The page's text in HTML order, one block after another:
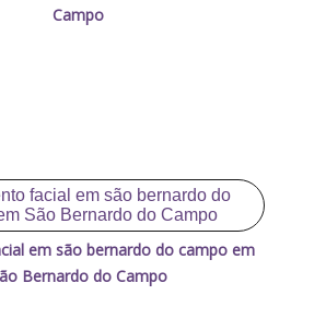
Campo
em são bernardo do campo em
Bernardo do Campo